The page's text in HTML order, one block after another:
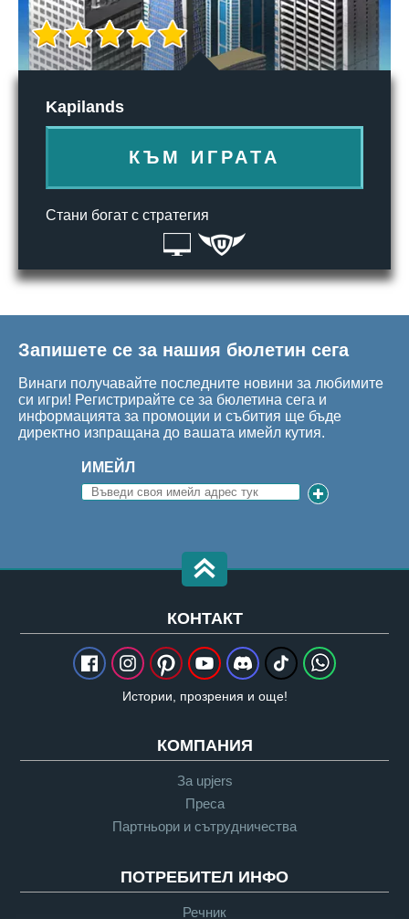
Kapilands
КЪМ ИГРАТА
Стани богат с стратегия
Запишете се за нашия бюлетин сега
Винаги получавайте последните новини за любимите
си игри! Регистрирайте се за бюлетина сега и
информацията за промоции и събития ще бъде
директно изпращана до вашата имейл кутия.
ИМЕЙЛ
КОНТАКТ
Истории, прозрения и още!
КОМПАНИЯ
За upjers
Преса
Партньори и сътрудничества
ПОТРЕБИТЕЛ ИНФО
Речник